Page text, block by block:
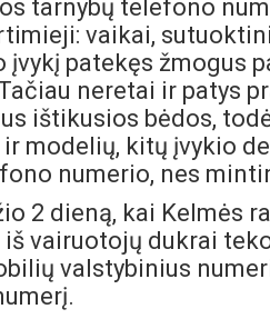
tarnybų telefono
vaikai,
įvykį patekęs žmogus
neretai ir patys
ištikusios bėdos,
modelių, kitų įvykio
numerio, nes
2 dieną, kai Kelmės
vairuotojų dukrai
valstybinius